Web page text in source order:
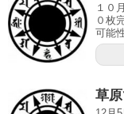
１０
０枚
可能
草